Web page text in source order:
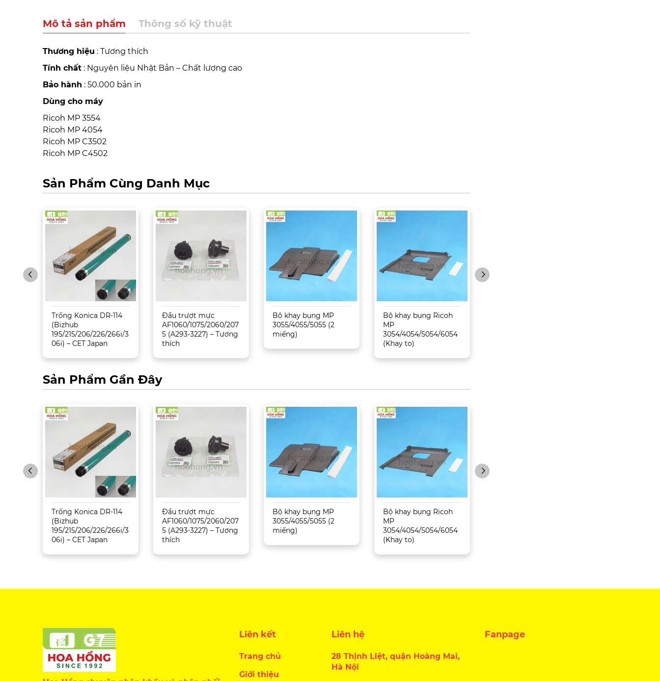
Mô tả sản phẩm Thông số kỹ thuật
Thương hiệu : Tương thích
Tính chất : Nguyên liệu Nhật Bản – Chất lượng cao
Bảo hành : 50.000 bản in
Dùng cho máy
Ricoh MP 3554
Ricoh MP 4054
Ricoh MP C3502
Ricoh MP C4502
Sản Phẩm Cùng Danh Mục
Trống Konica DR-114
(Bizhub
195/215/206/226/266i/3
06i) – CET Japan
Đầu trượt mực
AF1060/1075/2060/207
5 (A293-3227) – Tương
thích
Bộ khay bụng MP
3055/4055/5055 (2
miếng)
Bộ khay bụng Ricoh
MP
3054/4054/5054/6054
(Khay to)
Sản Phẩm Gần Đây
Trống Konica DR-114
(Bizhub
195/215/206/226/266i/3
06i) – CET Japan
Đầu trượt mực
AF1060/1075/2060/207
5 (A293-3227) – Tương
thích
Bộ khay bụng MP
3055/4055/5055 (2
miếng)
Bộ khay bụng Ricoh
MP
3054/4054/5054/6054
(Khay to)
Liên kết
Trang chủ
Giới thiệu
Liên hệ
28 Thịnh Liệt, quận Hoàng Mai,
Hà Nội
Fanpage